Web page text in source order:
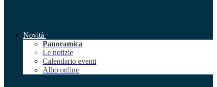
Novità
Panoramica
Le notizie
Calendario eventi
Albo online